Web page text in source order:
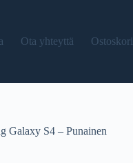
Ota yhteyttä Ostoskori
Galaxy S4 – Punainen